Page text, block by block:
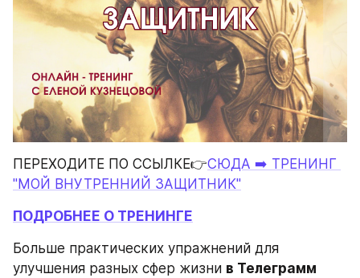
ПЕРЕХОДИТЕ ПО ССЫЛКЕ👉СЮДА ➡️ ТРЕНИНГ
"МОЙ ВНУТРЕННИЙ ЗАЩИТНИК"
ПОДРОБНЕЕ О ТРЕНИНГЕ
Больше практических упражнений для
улучшения разных сфер жизни в Телеграмм